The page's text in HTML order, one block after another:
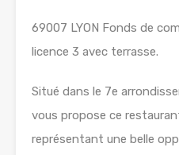
69007 LYON Fonds de
licence 3 avec terrasse.
Situé dans le 7e
vous propose ce
représentant une belle